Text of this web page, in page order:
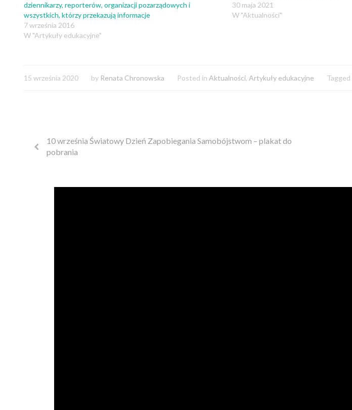
dziennikarzy, reporterów, organizacji pozarządowych i
wszystkich, którzy przekazują informacje
7 września 2016
W "Artykuły edukacyjne"
30 maja 2021
W "Aktualności"
15 września 2020 by Renata Chronowska Posted in Aktualności, Artykuły edukacyjne Tagged
10 września Światowy Dzień Zapobiegania Samobójstwom – plakat do
pobrania